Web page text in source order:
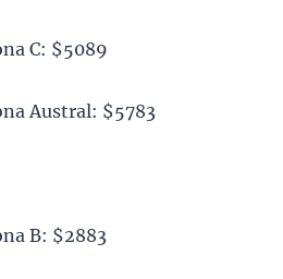
C: $5089
Austral: $5783
B: $2883